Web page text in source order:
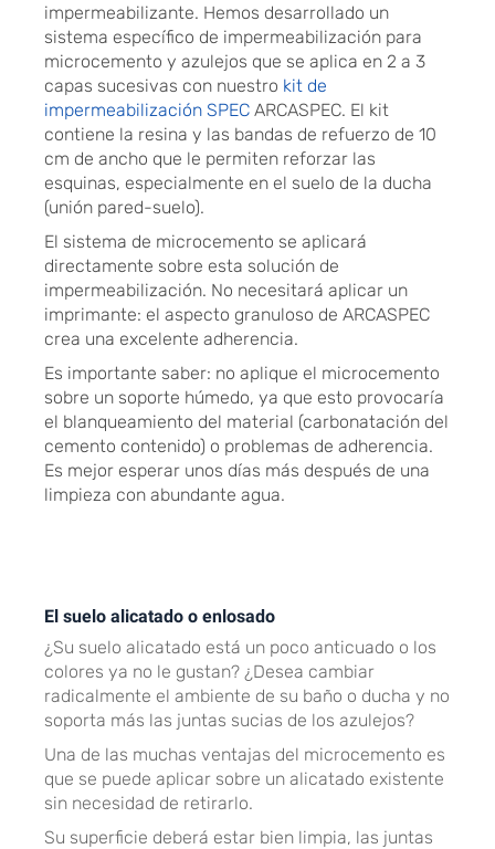
impermeabilizante. Hemos desarrollado un
sistema específico de impermeabilización para
microcemento y azulejos que se aplica en 2 a 3
capas sucesivas con nuestro kit de
impermeabilización SPEC ARCASPEC. El kit
contiene la resina y las bandas de refuerzo de 10
cm de ancho que le permiten reforzar las
esquinas, especialmente en el suelo de la ducha
(unión pared-suelo).
El sistema de microcemento se aplicará
directamente sobre esta solución de
impermeabilización. No necesitará aplicar un
imprimante: el aspecto granuloso de ARCASPEC
crea una excelente adherencia.
Es importante saber: no aplique el microcemento
sobre un soporte húmedo, ya que esto provocaría
el blanqueamiento del material (carbonatación del
cemento contenido) o problemas de adherencia.
Es mejor esperar unos días más después de una
limpieza con abundante agua.
El suelo alicatado o enlosado
¿Su suelo alicatado está un poco anticuado o los
colores ya no le gustan? ¿Desea cambiar
radicalmente el ambiente de su baño o ducha y no
soporta más las juntas sucias de los azulejos?
Una de las muchas ventajas del microcemento es
que se puede aplicar sobre un alicatado existente
sin necesidad de retirarlo.
Su superficie deberá estar bien limpia, las juntas